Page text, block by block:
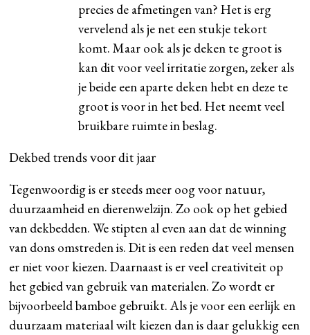
precies de afmetingen van? Het is erg
vervelend als je net een stukje tekort
komt. Maar ook als je deken te groot is
kan dit voor veel irritatie zorgen, zeker als
je beide een aparte deken hebt en deze te
groot is voor in het bed. Het neemt veel
bruikbare ruimte in beslag.
Dekbed trends voor dit jaar
Tegenwoordig is er steeds meer oog voor natuur,
duurzaamheid en dierenwelzijn. Zo ook op het gebied
van dekbedden. We stipten al even aan dat de winning
van dons omstreden is. Dit is een reden dat veel mensen
er niet voor kiezen. Daarnaast is er veel creativiteit op
het gebied van gebruik van materialen. Zo wordt er
bijvoorbeeld bamboe gebruikt. Als je voor een eerlijk en
duurzaam materiaal wilt kiezen dan is daar gelukkig een